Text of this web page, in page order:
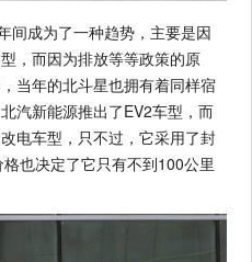
间成为了一种趋势，主要是因
，而因为排放等等政策的原
当年的北斗星也拥有着同样宿
汽新能源推出了EV2车型，而
电车型，只不过，它采用了封
也决定了它只有不到100公里